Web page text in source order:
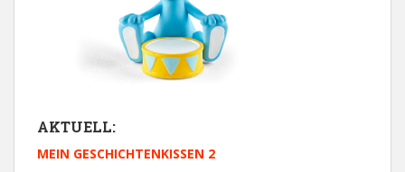
AKTUELL:
MEIN GESCHICHTENKISSEN 2